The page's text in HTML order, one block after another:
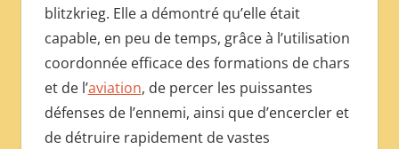
blitzkrieg. Elle a démontré qu’elle était
capable, en peu de temps, grâce à l’utilisation
coordonnée efficace des formations de chars
et de l’aviation, de percer les puissantes
défenses de l’ennemi, ainsi que d’encercler et
de détruire rapidement de vastes